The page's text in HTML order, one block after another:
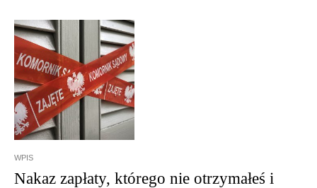
WPIS
Nakaz zapłaty, którego nie otrzymałeś i